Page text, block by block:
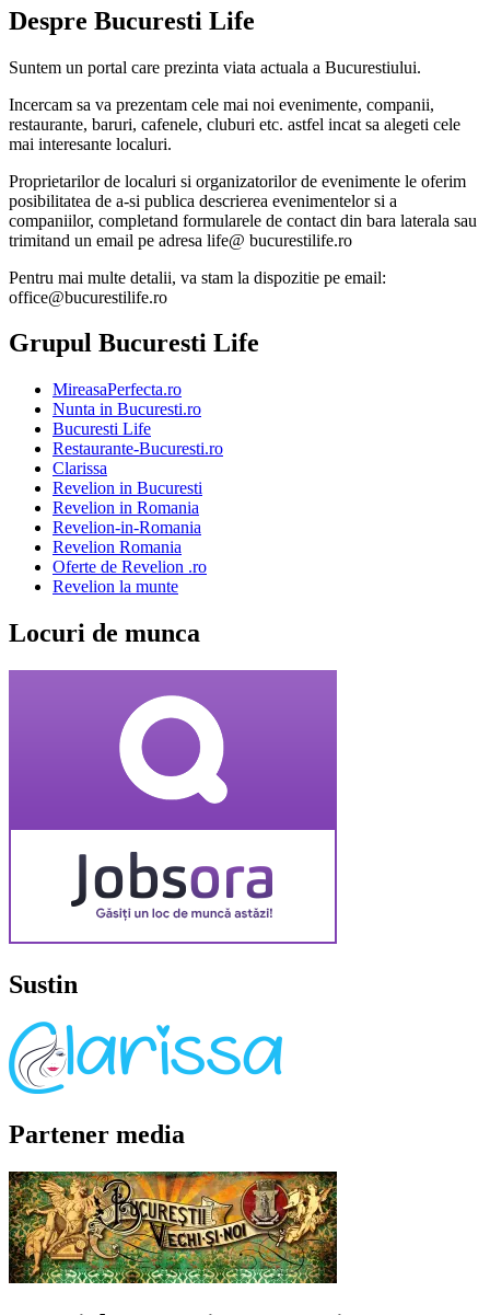
Despre Bucuresti Life
Suntem un portal care prezinta viata actuala a Bucurestiului.
Incercam sa va prezentam cele mai noi evenimente, companii,
restaurante, baruri, cafenele, cluburi etc. astfel incat sa alegeti cele
mai interesante localuri.
Proprietarilor de localuri si organizatorilor de evenimente le oferim
posibilitatea de a-si publica descrierea evenimentelor si a
companiilor, completand formularele de contact din bara laterala sau
trimitand un email pe adresa life@ bucurestilife.ro
Pentru mai multe detalii, va stam la dispozitie pe email:
office@bucurestilife.ro
Grupul Bucuresti Life
MireasaPerfecta.ro
Nunta in Bucuresti.ro
Bucuresti Life
Restaurante-Bucuresti.ro
Clarissa
Revelion in Bucuresti
Revelion in Romania
Revelion-in-Romania
Revelion Romania
Oferte de Revelion .ro
Revelion la munte
Locuri de munca
Sustin
Partener media